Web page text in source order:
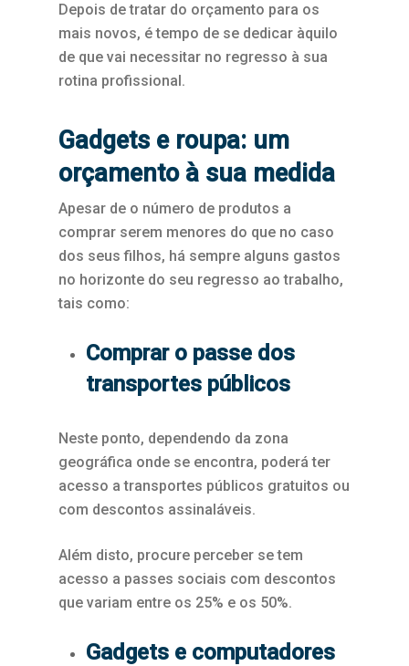
Depois de tratar do orçamento para os
mais novos, é tempo de se dedicar àquilo
de que vai necessitar no regresso à sua
rotina profissional.
Gadgets e roupa: um
orçamento à sua medida
Apesar de o número de produtos a
comprar serem menores do que no caso
dos seus filhos, há sempre alguns gastos
no horizonte do seu regresso ao trabalho,
tais como:
Comprar o passe dos
transportes públicos
Neste ponto, dependendo da zona
geográfica onde se encontra, poderá ter
acesso a transportes públicos gratuitos ou
com descontos assinaláveis.
Além disto, procure perceber se tem
acesso a passes sociais com descontos
que variam entre os 25% e os 50%.
Gadgets e computadores